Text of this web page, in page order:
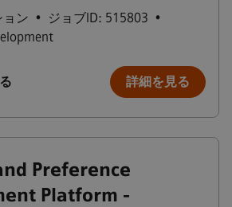
ン • ジョブID: 515803 •
詳細を見る
Preference
Platform -